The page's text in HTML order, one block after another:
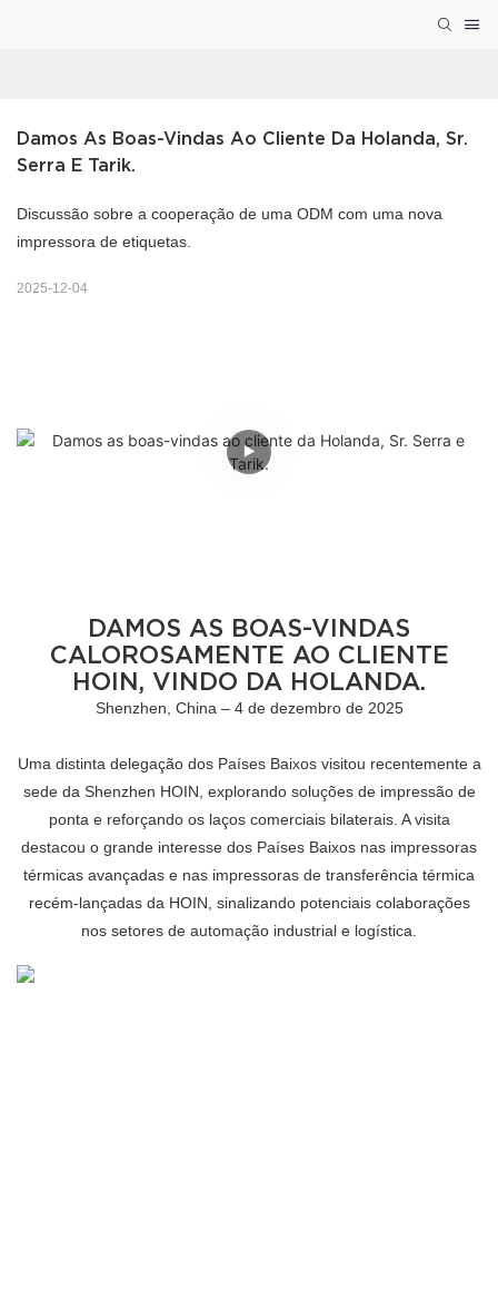
Damos As Boas-Vindas Ao Cliente Da Holanda, Sr.
Serra E Tarik.
Discussão sobre a cooperação de uma ODM com uma nova
impressora de etiquetas.
2025-12-04
DAMOS AS BOAS-VINDAS
CALOROSAMENTE AO CLIENTE
HOIN, VINDO DA HOLANDA.
Shenzhen, China – 4 de dezembro de 2025
Uma distinta delegação dos Países Baixos visitou recentemente a
sede da Shenzhen HOIN, explorando soluções de impressão de
ponta e reforçando os laços comerciais bilaterais. A visita
destacou o grande interesse dos Países Baixos nas impressoras
térmicas avançadas e nas impressoras de transferência térmica
recém-lançadas da HOIN, sinalizando potenciais colaborações
nos setores de automação industrial e logística.